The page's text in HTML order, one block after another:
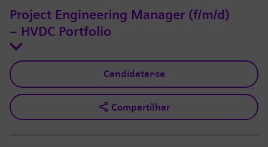
Project Engineering Manager (f/m/d)
– HVDC Portfolio
Candidatar-se
Compartilhar